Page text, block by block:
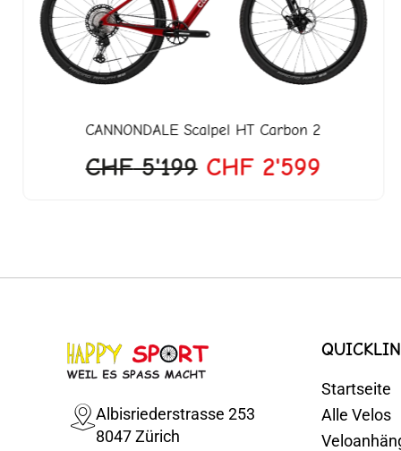
CANNONDALEScalpel HT Carbon 2
CHF5'199 CHF2'599
Albisriederstrasse 253
8047 Zürich
Startseite
Alle Velos